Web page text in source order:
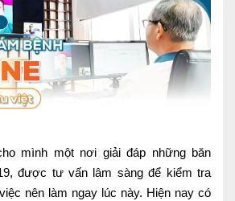
phục chức năng
lọc NIPT
ảnh
khỏe
mình một nơi giải đáp những băn
được tư vấn lâm sàng để kiểm tra
nên làm ngay lúc này. Hiện nay có